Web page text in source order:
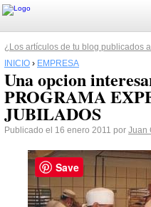
¿Los artículos de tu blog publicados
INICIO › EMPRESA
Una opcion
PROGRAMA
JUBILADOS
Publicado el 16 enero 2011 por Juan
Save